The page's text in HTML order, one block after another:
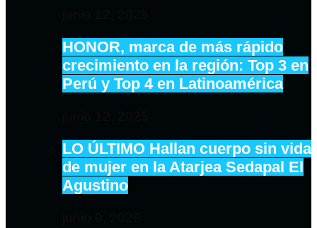
HONOR, marca de más rápido
crecimiento en la región: Top 3 en
Perú y Top 4 en Latinoamérica
LO ÚLTIMO Hallan cuerpo sin vida
de mujer en la Atarjea Sedapal El
Agustino